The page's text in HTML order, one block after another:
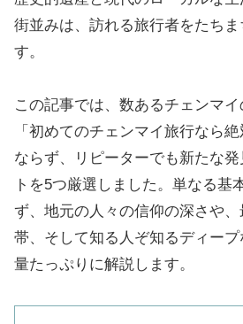
街並みは、訪れる旅行者をたち
す。
この記事では、数あるチェンマ
「初めてのチェンマイ旅行なら
ならず、リピーターでも新たな
トを5つ厳選しました。単なる基
ず、地元の人々の信仰の深さや
帯、そして知る人ぞ知るディー
量たっぷりに解説します。